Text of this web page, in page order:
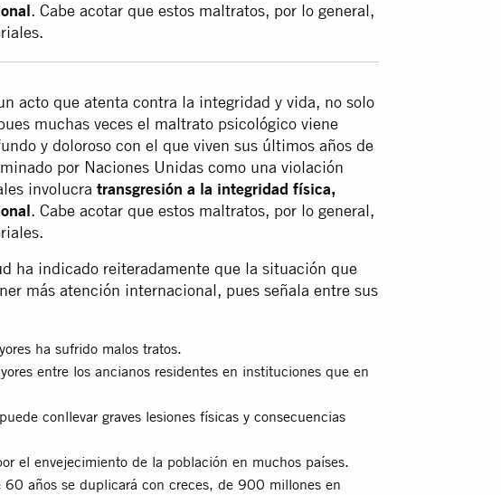
. Cabe acotar que estos maltratos, por lo general,
acto que atenta contra la integridad y vida, no solo
muchas veces el maltrato psicológico viene
y doloroso con el que viven sus últimos años de
por Naciones Unidas como una violación
involucra transgresión a la integridad física,
. Cabe acotar que estos maltratos, por lo general,
ha indicado reiteradamente que la situación que
más atención internacional, pues señala entre sus
ha sufrido malos tratos.
entre los ancianos residentes en instituciones que en
conllevar graves lesiones físicas y consecuencias
el envejecimiento de la población en muchos países.
años se duplicará con creces, de 900 millones en